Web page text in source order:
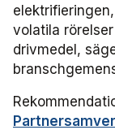
Serviceresor
Tillgänglighet
Lokalt
Nationellt
Lokalt
Almedalen
Persontrafik
A-Ö
volatila
drivmedel,